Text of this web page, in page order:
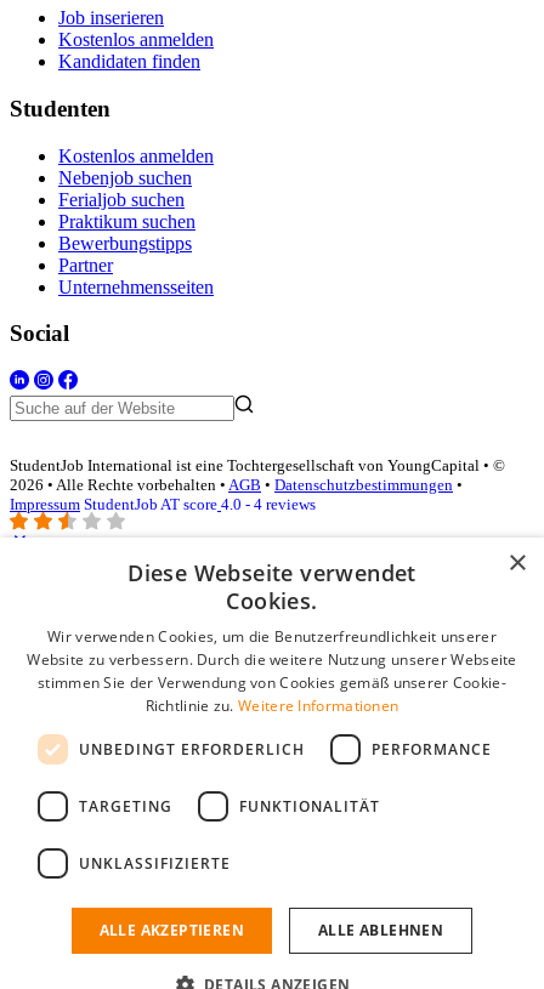
Job inserieren
Kostenlos anmelden
Kandidaten finden
Studenten
Kostenlos anmelden
Nebenjob suchen
Ferialjob suchen
Praktikum suchen
Bewerbungstipps
Partner
Unternehmensseiten
Social
StudentJob International ist eine Tochtergesellschaft von YoungCapital • ©
2026 • Alle Rechte vorbehalten • AGB • Datenschutzbestimmungen •
Impressum StudentJob AT score 4.0 - 4 reviews
Login für Unternehmen
E-Mail*
Passwort
Angemeldet bleiben
Passwort vergessen?
Kostenloses Unternehmensprofil
Wenn Sie sich registriert haben, können Sie ein Unternehmensprofil
passenden Mitarbeiter zu finden.
×
Diese Webseite verwendet
Cookies.
Wir verwenden Cookies, um die Benutzerfreundlichkeit unserer
Website zu verbessern. Durch die weitere Nutzung unserer Webseite
stimmen Sie der Verwendung von Cookies gemäß unserer Cookie-
Richtlinie zu. Weitere Informationen
UNBEDINGT ERFORDERLICH PERFORMANCE
TARGETING FUNKTIONALITÄT
UNKLASSIFIZIERTE
ALLE AKZEPTIEREN ALLE ABLEHNEN
DETAILS ANZEIGEN